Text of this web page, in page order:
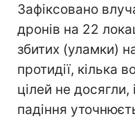
Зафіксовано
дронів на 22
збитих (уламки)
протидії, кілька
цілей не
падіння